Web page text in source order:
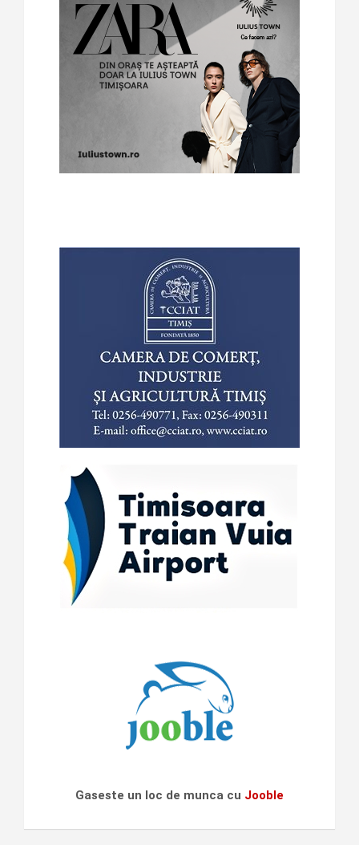
Gaseste un loc de munca cu Jooble